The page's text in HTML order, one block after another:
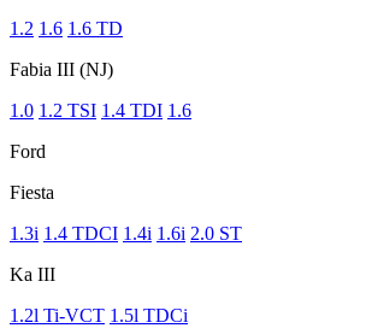
1.2 1.6 1.6 TD
Fabia III (NJ)
1.0 1.2 TSI 1.4 TDI 1.6
Ford
Fiesta
1.3i 1.4 TDCI 1.4i 1.6i 2.0 ST
Ka III
1.2l Ti-VCT 1.5l TDCi